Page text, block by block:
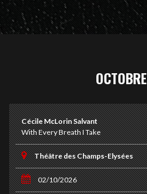
OCTOBRE
Cécile McLorin Salvant
With Every Breath I Take
Théâtre des Champs-Elysées
02/10/2026